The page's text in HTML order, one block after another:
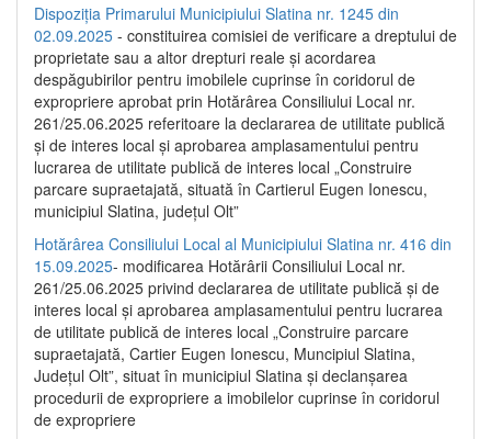
Dispoziția Primarului Municipiului Slatina nr. 1245 din
02.09.2025 - constituirea comisiei de verificare a dreptului de
proprietate sau a altor drepturi reale și acordarea
despăgubirilor pentru imobilele cuprinse în coridorul de
expropriere aprobat prin Hotărârea Consiliului Local nr.
261/25.06.2025 referitoare la declararea de utilitate publică
și de interes local și aprobarea amplasamentului pentru
lucrarea de utilitate publică de interes local „Construire
parcare supraetajată, situată în Cartierul Eugen Ionescu,
municipiul Slatina, județul Olt”
Hotărârea Consiliului Local al Municipiului Slatina nr. 416 din
15.09.2025- modificarea Hotărârii Consiliului Local nr.
261/25.06.2025 privind declararea de utilitate publică și de
interes local și aprobarea amplasamentului pentru lucrarea
de utilitate publică de interes local „Construire parcare
supraetajată, Cartier Eugen Ionescu, Muncipiul Slatina,
Județul Olt”, situat în municipiul Slatina și declanșarea
procedurii de expropriere a imobilelor cuprinse în coridorul
de expropriere